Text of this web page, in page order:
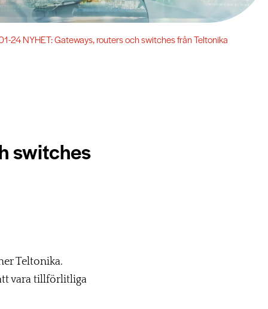
24 NYHET: Gateways, routers och switches från Teltonika
switches
Teltonika.
vara tillförlitliga